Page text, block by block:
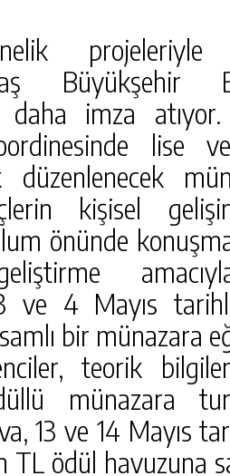
daha imza
lise
düzenlenecek
kişisel
önünde
ve 4 Mayıs
bir münazara
teorik
münazara
13 ve 14 Mayıs
TL ödül havuzuna
HABER AKIŞI
KIZ KUR’AN KURSU
DARENDE GEZISI.